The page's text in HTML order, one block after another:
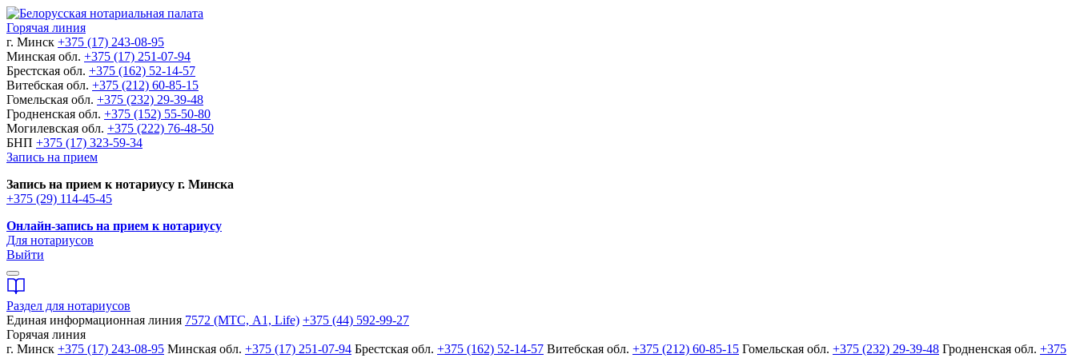
Горячая линия
г. Минск +375 (17) 243-08-95
Минская обл. +375 (17) 251-07-94
Брестская обл. +375 (162) 52-14-57
Витебская обл. +375 (212) 60-85-15
Гомельская обл. +375 (232) 29-39-48
Гродненская обл. +375 (152) 55-50-80
Могилевская обл. +375 (222) 76-48-50
БНП +375 (17) 323-59-34
Запись на прием
Запись на прием к нотариусу г. Минска
+375 (29) 114-45-45
Онлайн-запись на прием к нотариусу
Для нотариусов
Выйти
Раздел для нотариусов
Единая информационная линия 7572 (МТС, A1, Life) +375 (44) 592-99-27
Горячая линия
г. Минск +375 (17) 243-08-95 Минская обл. +375 (17) 251-07-94 Брестская обл. +375 (162) 52-14-57 Витебская обл. +375 (212) 60-85-15 Гомельская обл. +375 (232) 29-39-48 Гродненская обл. +375